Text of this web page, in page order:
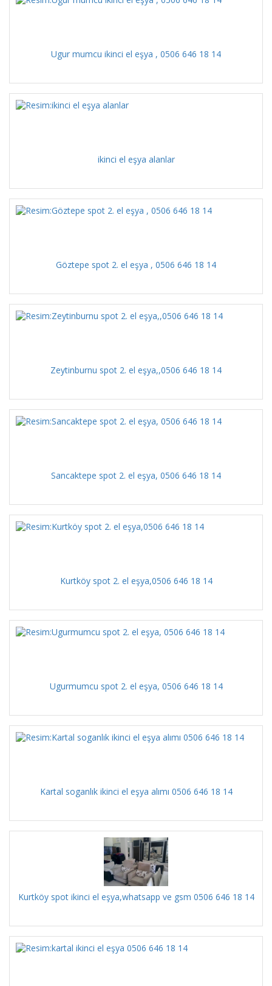
Ugur mumcu ikinci el eşya , 0506 646 18 14
ikinci el eşya alanlar
Göztepe spot 2. el eşya , 0506 646 18 14
Zeytinburnu spot 2. el eşya,,0506 646 18 14
Sancaktepe spot 2. el eşya, 0506 646 18 14
Kurtköy spot 2. el eşya,0506 646 18 14
Ugurmumcu spot 2. el eşya, 0506 646 18 14
Kartal soganlık ikinci el eşya alımı 0506 646 18 14
Kurtköy spot ikinci el eşya,whatsapp ve gsm 0506 646 18 14